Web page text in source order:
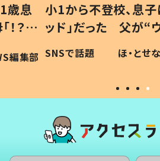
歳息
？」
編集部
小1から不登校、息子
ッド」だった 父が“
作り続ける理由と
#令和の子
SNSで話題 ほ・とせ